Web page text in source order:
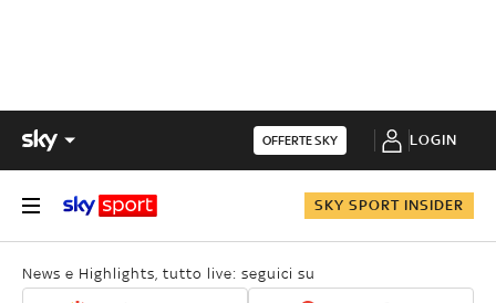
OFFERTE SKY LOGIN
SKY SPORT INSIDER
News e Highlights, tutto live: seguici su